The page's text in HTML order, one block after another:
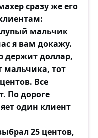
сразу же его
мальчик
я вам докажу.
держит доллар,
мальчика, тот
Все
По дороге
один клиент
25 центов,